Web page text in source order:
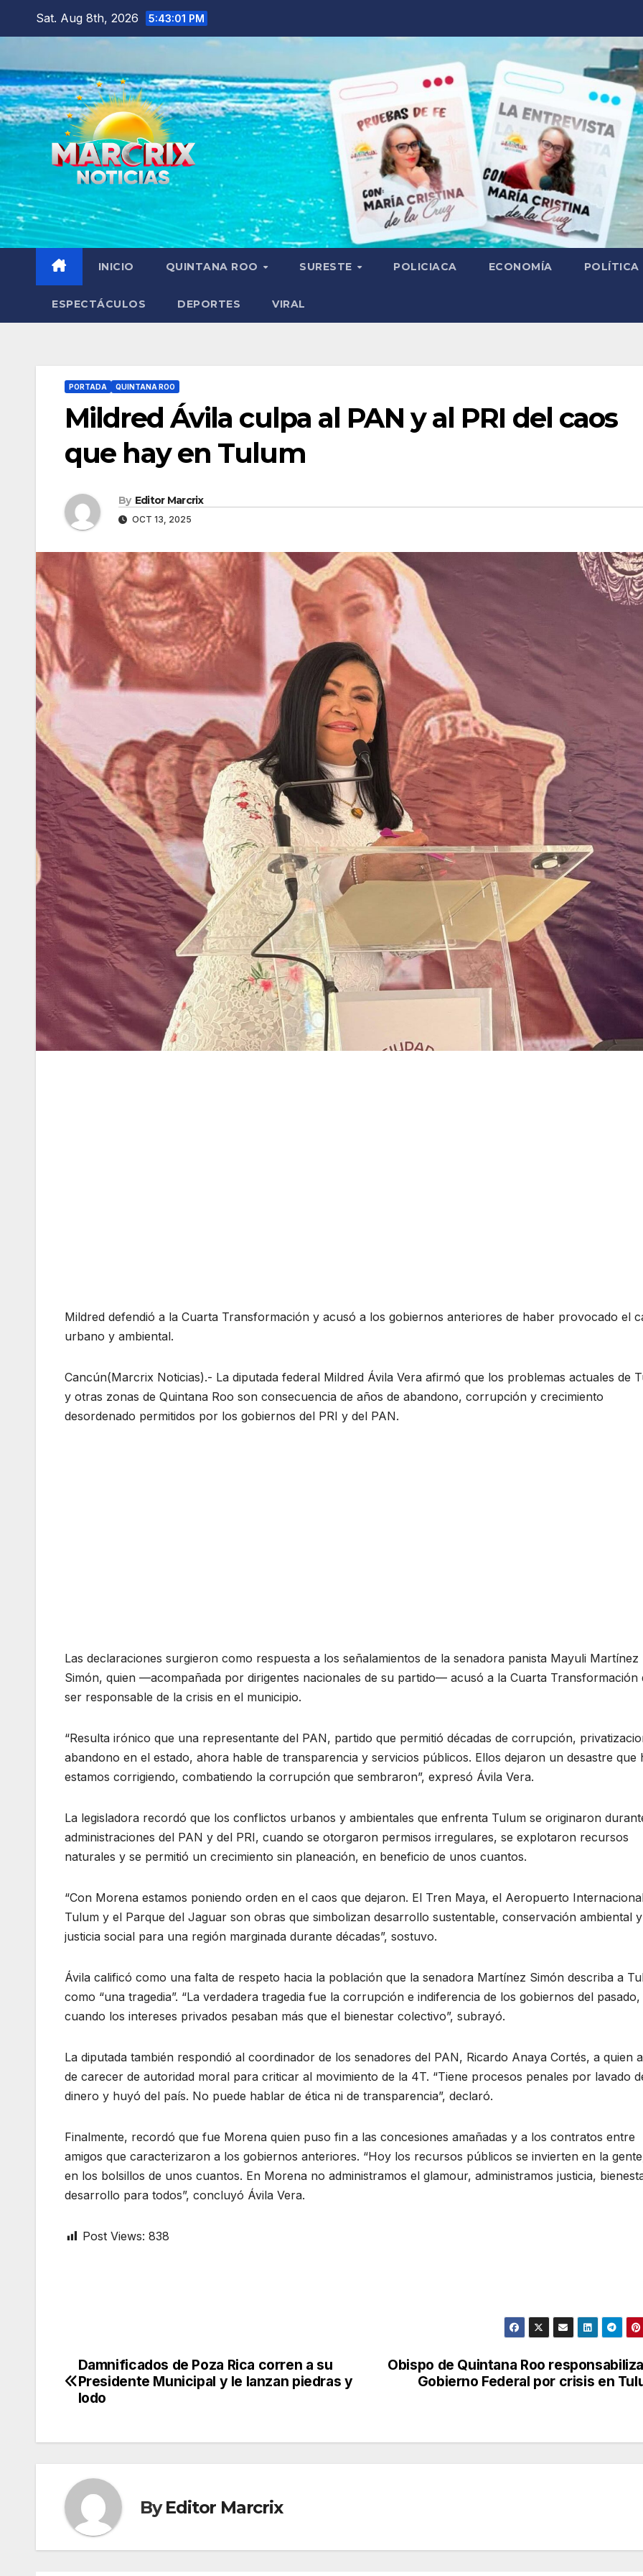
Sat. Aug 8th, 2026 5:43:02 PM
INICIO QUINTANA ROO SURESTE POLICIACA ECONOMÍA POLÍTICA
ESPECTÁCULOS DEPORTES VIRAL
PORTADA QUINTANA ROO
Mildred Ávila culpa al PAN y al PRI del caos
que hay en Tulum
By Editor Marcrix
OCT 13, 2025
Mildred defendió a la Cuarta Transformación y acusó a los gobiernos anteriores de haber provocado el
urbano y ambiental.
Cancún(Marcrix Noticias).- La diputada federal Mildred Ávila Vera afirmó que los problemas actuales de
y otras zonas de Quintana Roo son consecuencia de años de abandono, corrupción y crecimiento
desordenado permitidos por los gobiernos del PRI y del PAN.
Las declaraciones surgieron como respuesta a los señalamientos de la senadora panista Mayuli Martínez
Simón, quien —acompañada por dirigentes nacionales de su partido— acusó a la Cuarta Transformación
ser responsable de la crisis en el municipio.
“Resulta irónico que una representante del PAN, partido que permitió décadas de corrupción,
abandono en el estado, ahora hable de transparencia y servicios públicos. Ellos dejaron un desastre que
estamos corrigiendo, combatiendo la corrupción que sembraron”, expresó Ávila Vera.
La legisladora recordó que los conflictos urbanos y ambientales que enfrenta Tulum se originaron
administraciones del PAN y del PRI, cuando se otorgaron permisos irregulares, se explotaron recursos
naturales y se permitió un crecimiento sin planeación, en beneficio de unos cuantos.
“Con Morena estamos poniendo orden en el caos que dejaron. El Tren Maya, el Aeropuerto
Tulum y el Parque del Jaguar son obras que simbolizan desarrollo sustentable, conservación ambiental y
justicia social para una región marginada durante décadas”, sostuvo.
Ávila calificó como una falta de respeto hacia la población que la senadora Martínez Simón describa a
como “una tragedia”. “La verdadera tragedia fue la corrupción e indiferencia de los gobiernos del pasado,
cuando los intereses privados pesaban más que el bienestar colectivo”, subrayó.
La diputada también respondió al coordinador de los senadores del PAN, Ricardo Anaya Cortés, a quien
de carecer de autoridad moral para criticar al movimiento de la 4T. “Tiene procesos penales por lavado
dinero y huyó del país. No puede hablar de ética ni de transparencia”, declaró.
Finalmente, recordó que fue Morena quien puso fin a las concesiones amañadas y a los contratos entre
amigos que caracterizaron a los gobiernos anteriores. “Hoy los recursos públicos se invierten en la
en los bolsillos de unos cuantos. En Morena no administramos el glamour, administramos justicia,
desarrollo para todos”, concluyó Ávila Vera.
Post Views: 838
Post
navigation
Obispo de Quintana Roo
Gobierno Federal por crisis en
Damnificados de Poza Rica corren a su
Presidente Municipal y le lanzan piedras y
lodo
ByEditor Marcrix